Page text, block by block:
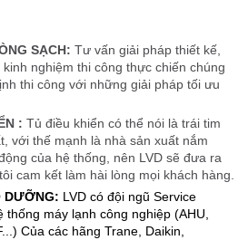
SẠCH:Tư vấn giải pháp thiết kế,
nghiệm thi công thực chiến chúng
thi công với những giải pháp tối ưu
:Tủ điều khiển có thể nói là trái tim
với thế mạnh là nhà sản xuất nắm
của hệ thống, nên LVD sẽ đưa ra
cam kết làm hài lòng mọi khách hàng.
DƯỠNG: LVD có đội ngũ Service
máy lạnh công nghiệp (AHU,
Của các hãng Trane, Daikin,